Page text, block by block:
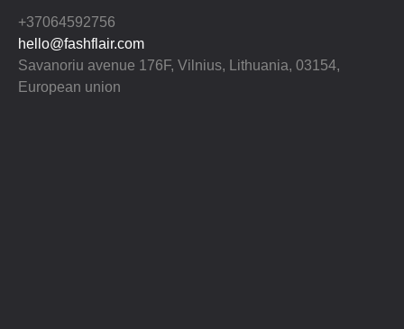
+37064592756
hello@fashflair.com
Savanoriu avenue 176F, Vilnius, Lithuania, 03154,
European union